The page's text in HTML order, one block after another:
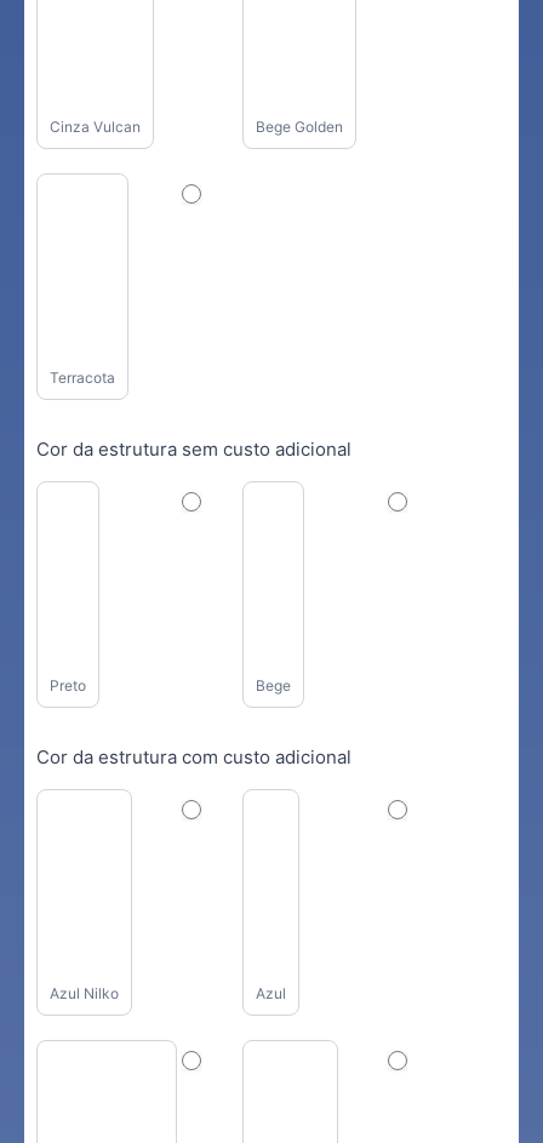
Cinza Vulcan Bege Golden
Terracota
Cor da estrutura sem custo adicional
Preto Bege
Cor da estrutura com custo adicional
Azul Nilko Azul